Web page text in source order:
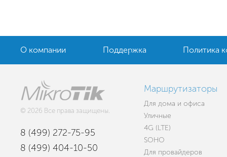
О компании Поддержка Политика
© 2026 Все права защищены.
8 (499) 272-75-95
8 (499) 404-10-50
Маршрутизаторы
Для дома и офиса
Уличные
4G (LTE)
SOHO
Для провайдеров